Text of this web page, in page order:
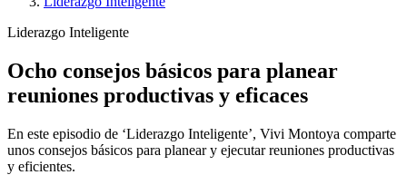
Liderazgo Inteligente
Ocho consejos básicos para planear
reuniones productivas y eficaces
En este episodio de ‘Liderazgo Inteligente’, Vivi Montoya comparte
unos consejos básicos para planear y ejecutar reuniones productivas
y eficientes.